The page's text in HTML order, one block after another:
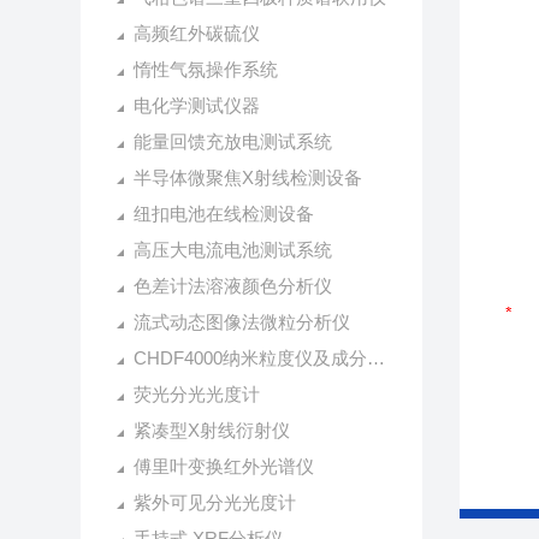
高频红外碳硫仪
惰性气氛操作系统
电化学测试仪器
能量回馈充放电测试系统
半导体微聚焦X射线检测设备
纽扣电池在线检测设备
高压大电流电池测试系统
色差计法溶液颜色分析仪
流式动态图像法微粒分析仪
CHDF4000纳米粒度仪及成分分析仪
荧光分光光度计
紧凑型X射线衍射仪
傅里叶变换红外光谱仪
紫外可见分光光度计